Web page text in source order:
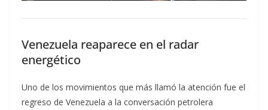
Venezuela reaparece en el radar
energético
Uno de los movimientos que más llamó la atención fue el
regreso de Venezuela a la conversación petrolera